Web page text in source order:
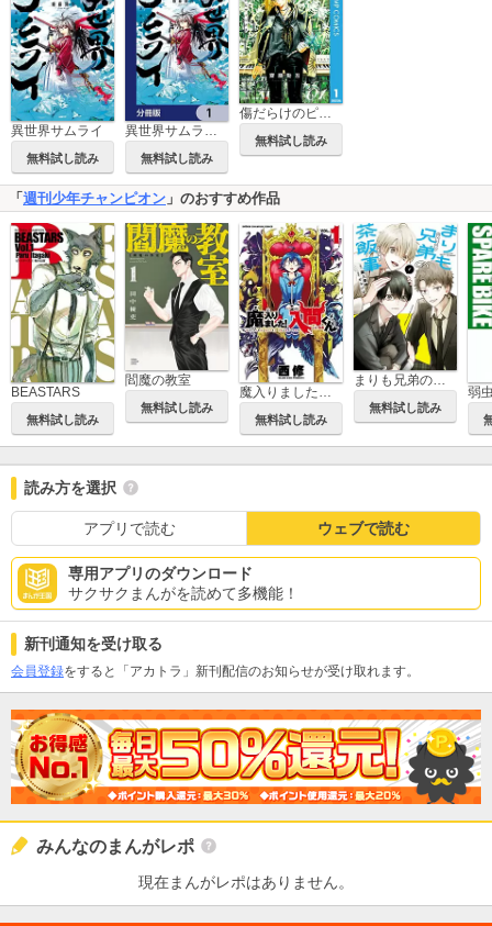
異世界サムライ
無料試し読み
異世界サムライ【分冊版】
無料試し読み
無料試し読み
「 週刊少年チャンピオン 」のおすすめ作品
BEASTARS
無料試し読み
閻魔の教室
無料試し読み
魔入りました！入間くん
無料試し読み
無料試し読み
読み方を選択
アプリで読む ウェブで読む
専用アプリのダウンロード
サクサクまんがを読めて多機能！
新刊通知を受け取る
会員登録をすると「アカトラ」新刊配信のお知らせが受け取れます。
みんなのまんがレポ
現在まんがレポはありません。